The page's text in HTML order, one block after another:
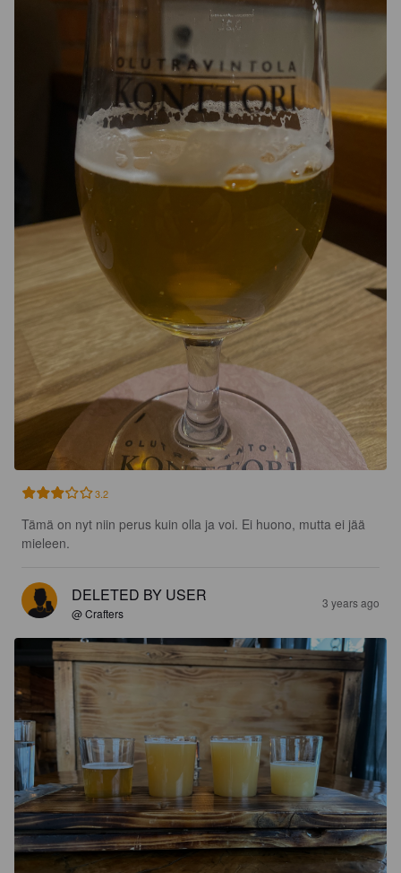
3.2
Tämä on nyt niin perus kuin olla ja voi. Ei huono, mutta ei jää
mieleen.
DELETED BY USER
@ Crafters
3 years ago